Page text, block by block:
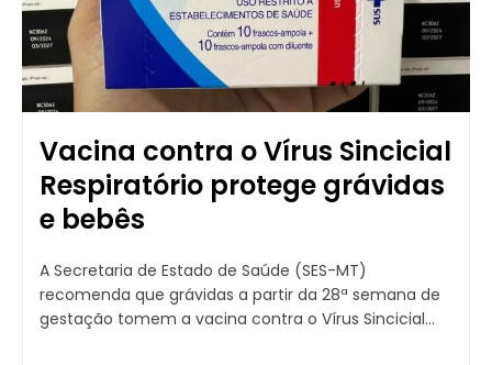
Vacina contra o Vírus Sincicial
Respiratório protege grávidas
e bebês
A Secretaria de Estado de Saúde (SES-MT)
recomenda que grávidas a partir da 28ª semana de
gestação tomem a vacina contra o Vírus Sincicial...